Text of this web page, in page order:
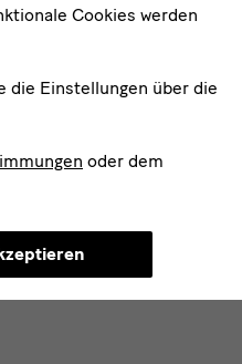
Cookies werden
die Einstellungen über die
oder dem